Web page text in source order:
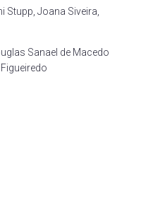
Stupp, Joana Siveira,
Sanael de Macedo